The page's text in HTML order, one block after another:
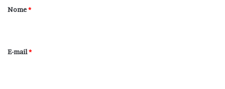
r
*
Nome*
E-mail*